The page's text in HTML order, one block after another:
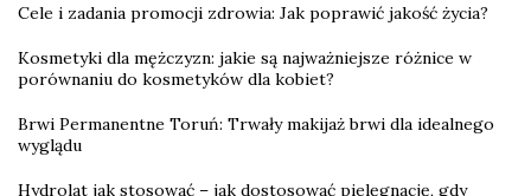
Cele i zadania promocji zdrowia: Jak poprawić jakość życia?
Kosmetyki dla mężczyzn: jakie są najważniejsze różnice w
porównaniu do kosmetyków dla kobiet?
Brwi Permanentne Toruń: Trwały makijaż brwi dla idealnego
wyglądu
Hydrolat jak stosować – jak dostosować pielęgnację, gdy